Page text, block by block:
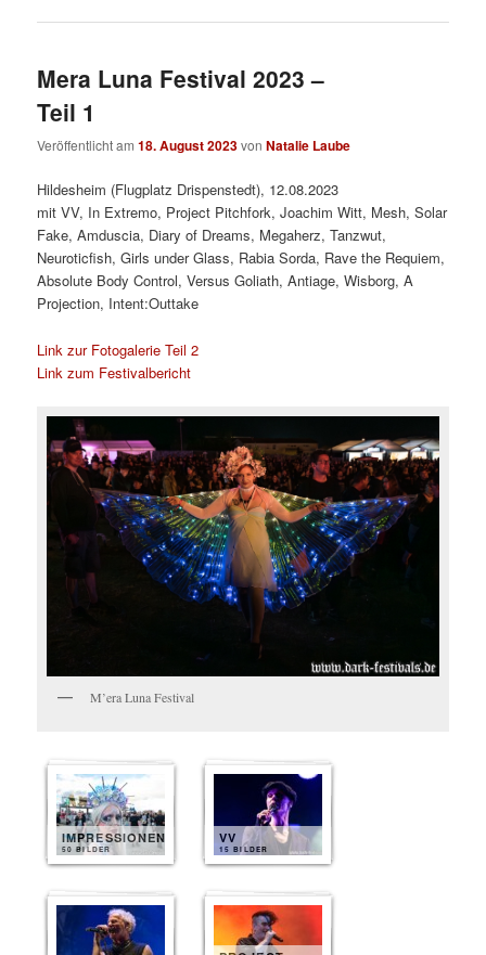
Mera Luna Festival 2023 –
Teil 1
Veröffentlicht am18. August 2023vonNatalie Laube
Hildesheim (Flugplatz Drispenstedt), 12.08.2023
mit VV, In Extremo, Project Pitchfork, Joachim Witt, Mesh, Solar
Fake, Amduscia, Diary of Dreams, Megaherz, Tanzwut,
Neuroticfish, Girls under Glass, Rabia Sorda, Rave the Requiem,
Absolute Body Control, Versus Goliath, Antiage, Wisborg, A
Projection, Intent:Outtake
Link zur Fotogalerie Teil 2
Link zum Festivalbericht
M’era Luna Festival
IMPRESSIONEN
50 BILDER
VV
15 BILDER